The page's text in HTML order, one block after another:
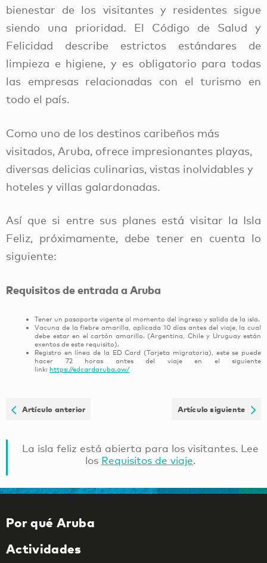
bienestar de los visitantes y residentes sigue
siendo una prioridad. El Código de Salud y
Felicidad describe estrictos estándares de
limpieza e higiene, y es obligatorio para todas
las empresas relacionadas con el turismo en
todo el país.
Como uno de los destinos caribeños más
visitados, Aruba, ofrece impresionantes playas,
diversas delicias culinarias, vistas inolvidables y
hoteles y villas galardonadas.
Así que si entre sus planes está visitar la Isla
Feliz, próximamente, debe tener en cuenta lo
siguiente:
Requisitos de entrada a Aruba
Tener un pasaporte vigente al momento del ingreso y salida de la isla.
Vacuna de la fiebre amarilla, aplicada 10 días antes del viaje, la cual
debe estar en el cartón amarillo. (Argentina, Chile y Uruguay están
exentos de este requisito).
Registro en línea de la ED Card (Tarjeta migratoria), este se puede
hacer 72 horas antes del viaje en el siguiente
link: https://edcardaruba.aw/
Artículo anterior Artículo siguiente
La isla feliz está abierta para los visitantes. Lee
los Requisitos de viaje.
Por qué Aruba
Actividades